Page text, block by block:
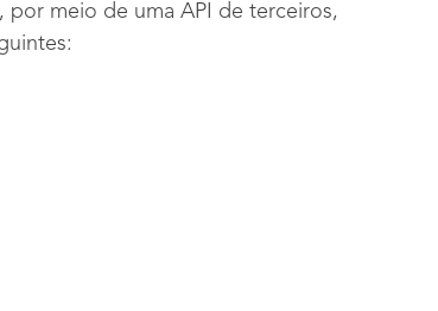
meio de uma API de terceiros,